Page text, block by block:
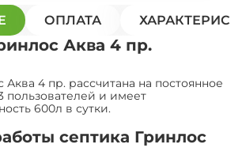
ОПЛАТА
Аква 4 пр.
4 пр. рассчитана на постоянное
пользователей и имеет
600л в сутки.
септика Гринлос